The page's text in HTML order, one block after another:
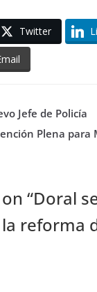
Twitter
Jefe de Policía
Plena para
“Doral
reforma